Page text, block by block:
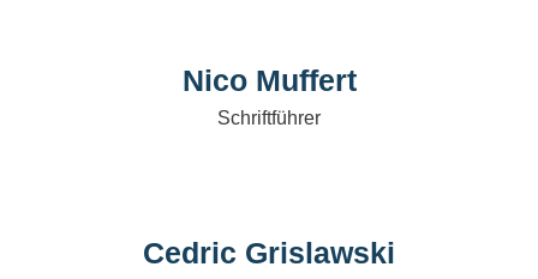
Nico Muffert
Schriftführer
Cedric Grislawski